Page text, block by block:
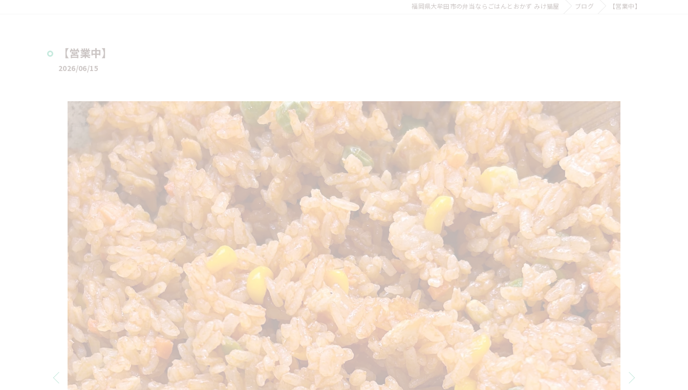
福岡県大牟田市の弁当ならごはんとおかず みけ猫屋 ブログ 【営業中】
【営業中】
2026/06/15